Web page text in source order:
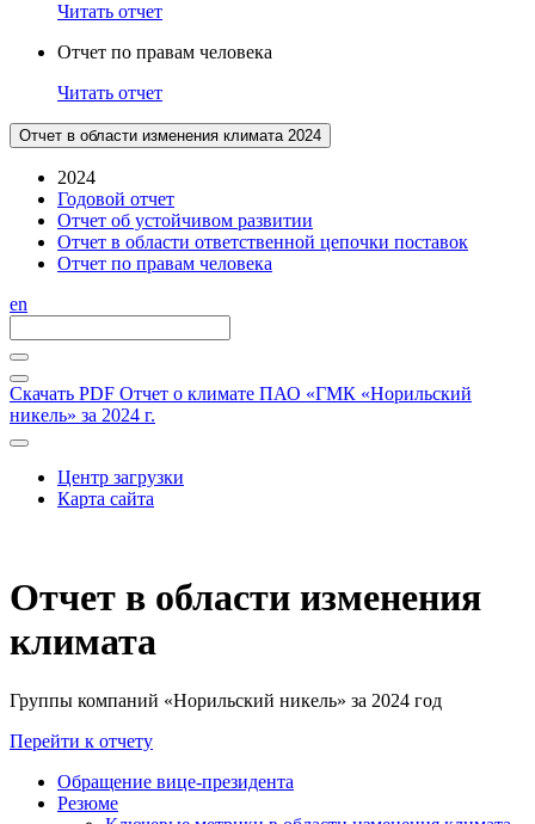
Читать отчет
Отчет по правам человека
Читать отчет
Отчет в области изменения климата 2024
2024
Годовой отчет
Отчет об устойчивом развитии
Отчет в области ответственной цепочки поставок
Отчет по правам человека
en
Скачать PDF Отчет о климате ПАО «ГМК «Норильский
никель» за 2024 г.
Центр загрузки
Карта сайта
Отчет в области изменения
климата
Группы компаний «Норильский никель» за 2024 год
Перейти к отчету
Обращение вице-президента
Резюме